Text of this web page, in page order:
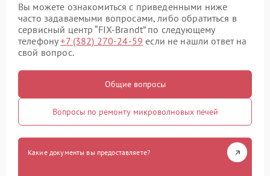
Вы можете ознакомиться с приведенными ниже
часто задаваемыми вопросами, либо обратиться в
сервисный центр “FIX-Brandt” по следующему
телефону+7 (382) 270-24-59 если не нашли ответ на
свой вопрос.
Общие вопросы
Вопросы по ремонту микроволновых печей
Какие документы вы предоставляете?